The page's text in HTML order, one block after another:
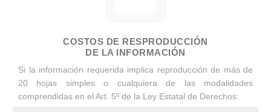
COSTOS DE RESPRODUCCIÓN
DE LA INFORMACIÓN
Si la información requerida implica reproducción de más de
20 hojas simples o cualquiera de las modalidades
comprendidas en el Art. 5º de la Ley Estatal de Derechos: